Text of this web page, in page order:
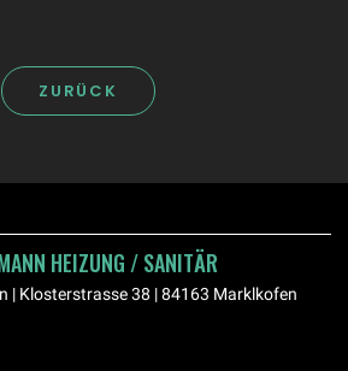
ZURÜCK
HEIZUNG / SANITÄR
| Klosterstrasse 38 | 84163 Marklkofen